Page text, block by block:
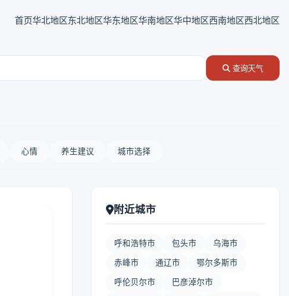
首页华北地区东北地区华东地区华南地区华中地区西南地区西北地区
查询天气
心情 养生建议 城市选择
附近城市
呼和浩特市 包头市 乌海市
赤峰市 通辽市 鄂尔多斯市
呼伦贝尔市 巴彦淖尔市